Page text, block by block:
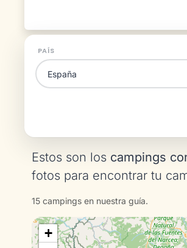
PAÍS
Estos son los campings
fotos para encontrar tu
15 campings en nuestra guía.
+